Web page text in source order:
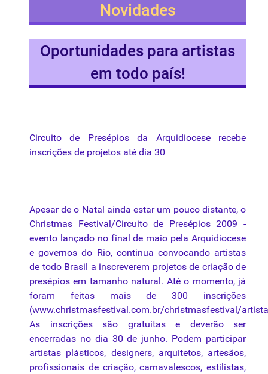
Novidades
Oportunidades para artistas
em todo país!
Circuito de Presépios da Arquidiocese
recebe
inscrições de projetos até dia 30
Apesarde o Natal ainda estarum pouco distante, o
Christmas Festival/Circuitode Presépios2009 -
evento lançadono final de maio pela Arquidiocese
egovernos do Rio, continua convocandoartistas
de todo Brasil a inscreverem projetosde criação de
presépios em tamanho natural. Até o momento, já
foram feitas mais de 300 inscrições
(www.christmasfestival.com.br/christmasfestival/
As inscriçõessão gratuitas e deverão ser
encerradas no dia 30 de junho. Podem participar
artistas plásticos, designers, arquitetos, artesãos,
profissionais de criação, carnavalescos, estilistas,